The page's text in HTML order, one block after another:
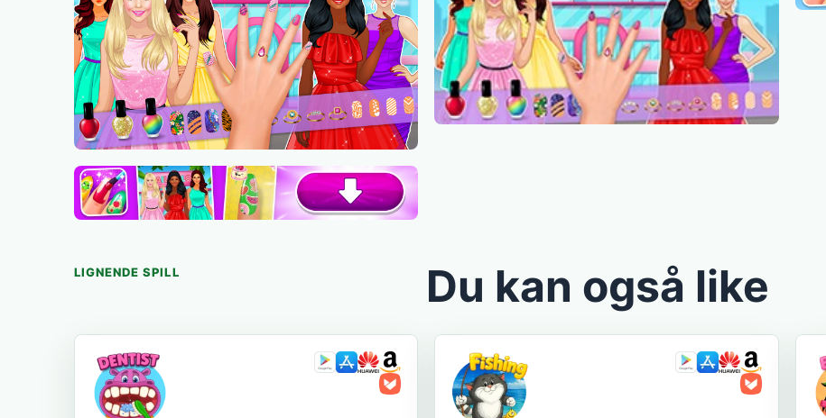
LIGNENDE SPILL Du kan også like